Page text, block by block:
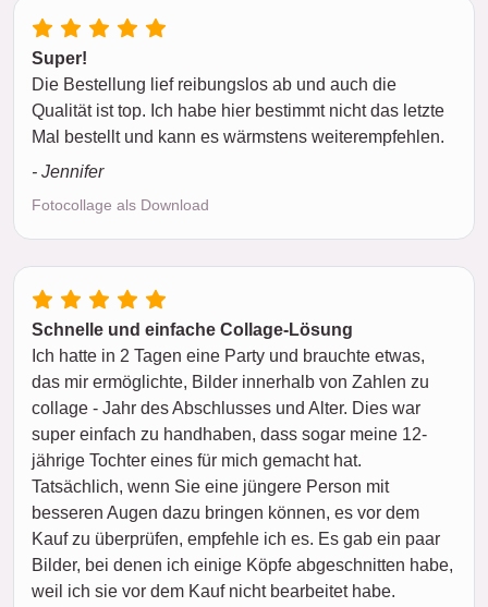
Super!
Die Bestellung lief reibungslos ab und auch die
Qualität ist top. Ich habe hier bestimmt nicht das letzte
Mal bestellt und kann es wärmstens weiterempfehlen.
- Jennifer
Fotocollage als Download
Schnelle und einfache Collage-Lösung
Ich hatte in 2 Tagen eine Party und brauchte etwas,
das mir ermöglichte, Bilder innerhalb von Zahlen zu
collage - Jahr des Abschlusses und Alter. Dies war
super einfach zu handhaben, dass sogar meine 12-
jährige Tochter eines für mich gemacht hat.
Tatsächlich, wenn Sie eine jüngere Person mit
besseren Augen dazu bringen können, es vor dem
Kauf zu überprüfen, empfehle ich es. Es gab ein paar
Bilder, bei denen ich einige Köpfe abgeschnitten habe,
weil ich sie vor dem Kauf nicht bearbeitet habe.